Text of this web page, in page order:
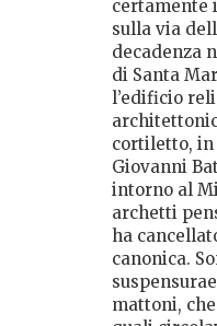
certamente
sulla via
decadenza
di Santa
l’edificio
cortiletto, in
Giovanni
intorno al
archetti
ha
canonica.
mattoni,